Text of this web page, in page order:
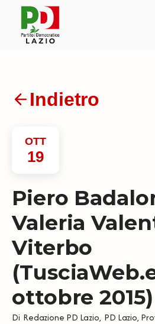
Indietro
OTT
19
Piero
Valeria
Viterbo
ottobre 2015)
Di Redazione PD Lazio, PD Lazio,